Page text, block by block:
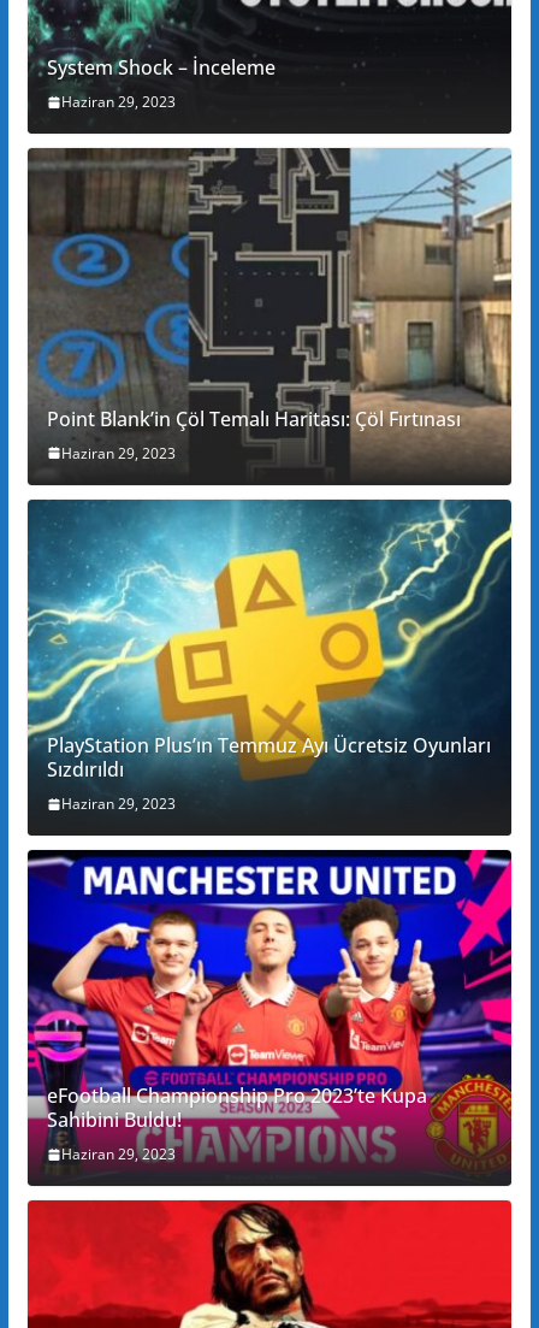
System Shock – İnceleme
Haziran 29, 2023
Point Blank’in Çöl Temalı Haritası: Çöl Fırtınası
Haziran 29, 2023
PlayStation Plus’ın Temmuz Ayı Ücretsiz Oyunları
Sızdırıldı
Haziran 29, 2023
eFootball Championship Pro 2023’te Kupa
Sahibini Buldu!
Haziran 29, 2023